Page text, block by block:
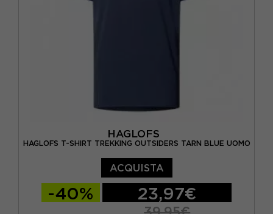
HAGLOFS
HAGLOFS T-SHIRT TREKKING OUTSIDERS TARN BLUE UOMO
ACQUISTA
-40% 23,97€